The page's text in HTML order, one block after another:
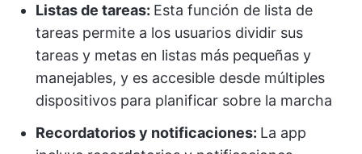
Listas de tareas: Esta función de lista de
tareas permite a los usuarios dividir sus
tareas y metas en listas más pequeñas y
manejables, y es accesible desde múltiples
dispositivos para planificar sobre la marcha
Recordatorios y notificaciones: La app